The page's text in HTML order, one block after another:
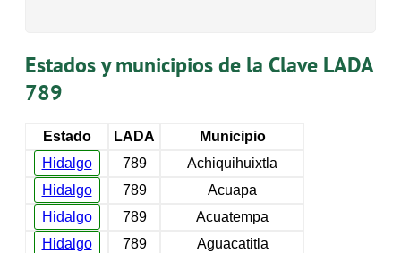
Estados y municipios de la Clave LADA
789
Estado LADA
Municipio
Hidalgo
789
Achiquihuixtla
Hidalgo
789
Acuapa
Hidalgo
789
Acuatempa
Hidalgo
789
Aguacatitla